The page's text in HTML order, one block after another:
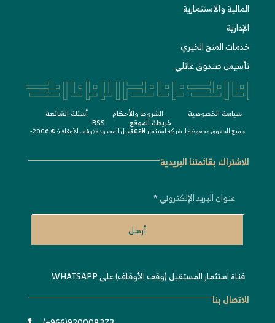
المالية والاستثمارية
الإدارية
خدمات المنح الخيري
تأسيس صندوق عائلي
للاشتراك بقائمتنا البريدية
أرسل
قناة استثمار المستقبل (وقف الأوقاف) على WHATSAPP
للاتصال بنا
سياسة الخصوصية الشروط واﻷحكام أسئلة الشائعة
خريطة الموقع RSS
جميع الحقوق محفوظة لـشركة استثمار المستقبل المحدودة 〈وقف الأوقاف〉 © 2006-2024